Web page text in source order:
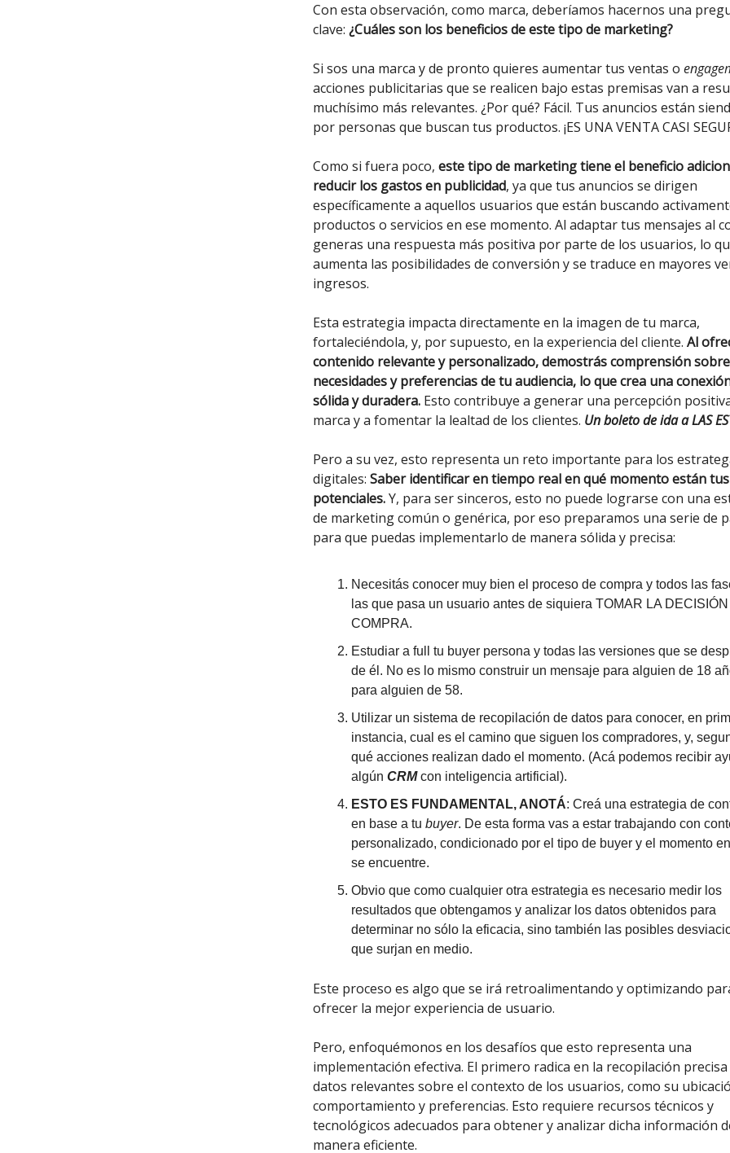
Con esta observación, como marca, deberíamos hacernos una
clave: ¿Cuáles son los beneficios de este tipo de marketing?
Si sos una marca y de pronto quieres aumentar tus ventas o
acciones publicitarias que se realicen bajo estas premisas van a
muchísimo más relevantes. ¿Por qué? Fácil. Tus anuncios están
por personas que buscan tus productos. ¡ES UNA VENTA CASI
Como si fuera poco, este tipo de marketing tiene el beneficio
reducir los gastos en publicidad, ya que tus anuncios se dirigen
específicamente a aquellos usuarios que están buscando
productos o servicios en ese momento. Al adaptar tus mensajes al
generas una respuesta más positiva por parte de los usuarios, lo
aumenta las posibilidades de conversión y se traduce en mayores
ingresos.
Esta estrategia impacta directamente en la imagen de tu marca,
fortaleciéndola, y, por supuesto, en la experiencia del cliente. Al
contenido relevante y personalizado, demostrás comprensión
necesidades y preferencias de tu audiencia, lo que crea una
sólida y duradera. Esto contribuye a generar una percepción
marca y a fomentar la lealtad de los clientes. Un boleto de ida a LAS
Pero a su vez, esto representa un reto importante para los
digitales: Saber identificar en tiempo real en qué momento están
potenciales.Y, para ser sinceros, esto no puede lograrse con una
de marketing común o genérica, por eso preparamos una serie de
para que puedas implementarlo de manera sólida y precisa:
Necesitás conocer muy bien el proceso de compra y todos las
las que pasa un usuario antes de siquiera TOMAR LA
COMPRA.
Estudiar a full tu buyer persona y todas las versiones que se
de él. No es lo mismo construir un mensaje para alguien de 18
para alguien de 58.
Utilizar un sistema de recopilación de datos para conocer, en
instancia, cual es el camino que siguen los compradores, y,
qué acciones realizan dado el momento. (Acá podemos recibir
algún CRMcon inteligencia artificial).
ESTO ES FUNDAMENTAL, ANOTÁ: Creá una estrategia de
en base a tu buyer. De esta forma vas a estar trabajando con
personalizado, condicionado por el tipo de buyer y el momento
se encuentre.
Obvio que como cualquier otra estrategia es necesario medir los
resultados que obtengamos y analizar los datos obtenidos para
determinar no sólo la eficacia, sino también las posibles
que surjan en medio.
Este proceso es algo que se irá retroalimentando y optimizando
ofrecer la mejor experiencia de usuario.
Pero, enfoquémonos en los desafíos que esto representa una
implementación efectiva. El primero radica en la recopilación precisa
datos relevantes sobre el contexto de los usuarios, como su
comportamiento y preferencias. Esto requiere recursos técnicos y
tecnológicos adecuados para obtener y analizar dicha información
manera eficiente.